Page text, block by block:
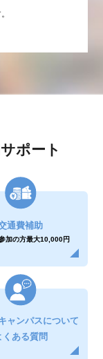
ポート
通費補助
加の方最大10,000円
ャンパスについて
くある質問